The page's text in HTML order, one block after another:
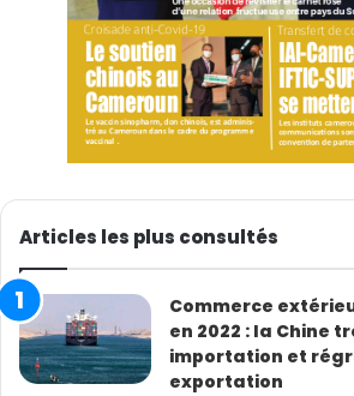
Articles les plus consultés
Commerce
en 2022 : la Chine
importation et
exportation